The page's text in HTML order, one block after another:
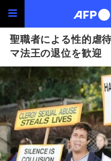
聖職者による性的虐
マ法王の退位を歓迎